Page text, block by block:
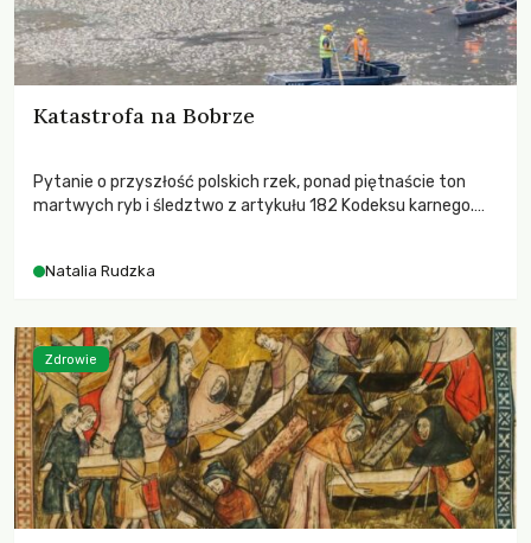
Katastrofa na Bobrze
Pytanie o przyszłość polskich rzek, ponad piętnaście ton
martwych ryb i śledztwo z artykułu 182 Kodeksu karnego.
zdarzeń prowadzących do biologicznej śmierci rzeki.
Natalia Rudzka
Zdrowie